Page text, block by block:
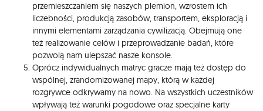
przemieszczaniem się naszych plemion, wzrostem ich
liczebności, produkcją zasobów, transportem, eksploracją i
innymi elementami zarządzania cywilizacją. Obejmują one
też realizowanie celów i przeprowadzanie badań, które
pozwolą nam ulepszać nasze konsole.
Oprócz indywidualnych matryc gracze mają też dostęp do
wspólnej, zrandomizowanej mapy, którą w każdej
rozgrywce odkrywamy na nowo. Na wszystkich uczestników
wpływają też warunki pogodowe oraz specjalne karty